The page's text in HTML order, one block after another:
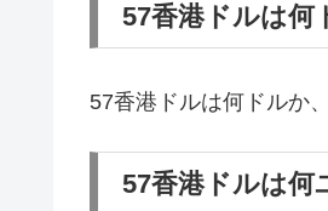
57香港ドルは何
57香港ドルは何ドルか
57香港ドルは何